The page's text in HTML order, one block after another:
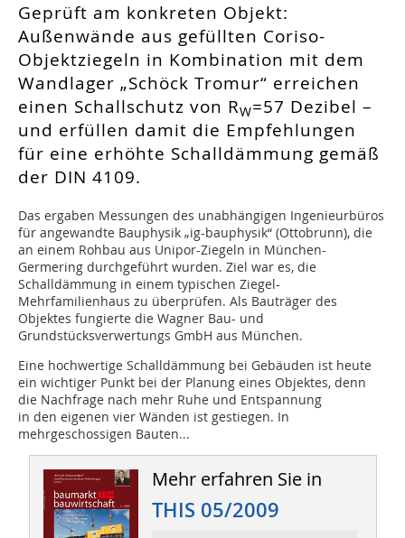
Geprüft am konkreten Objekt:
Außenwände aus gefüllten Coriso-
Objektziegeln in Kombination mit dem
Wandlager „Schöck Tromur“ erreichen
einen Schallschutz von RW=57 Dezibel –
und erfüllen damit die Empfehlungen
für eine erhöhte Schalldämmung gemäß
der DIN 4109.
Das ergaben Messungen des unabhängigen Ingenieurbüros
für angewandte Bauphysik „ig-bauphysik“ (Ottobrunn), die
an einem Rohbau aus Unipor-Ziegeln in München-
Germering durchgeführt wurden. Ziel war es, die
Schalldämmung in einem typischen Ziegel-
Mehrfamilienhaus zu überprüfen. Als Bauträger des
Objektes fungierte die Wagner Bau- und
Grundstücksverwertungs GmbH aus München.
Eine hochwertige Schalldämmung bei Gebäuden ist heute
ein wichtiger Punkt bei der Planung eines Objektes, denn
die Nachfrage nach mehr Ruhe und Entspannung
in den eigenen vier Wänden ist gestiegen. In
mehrgeschossigen Bauten...
Mehr erfahren Sie in
THIS 05/2009